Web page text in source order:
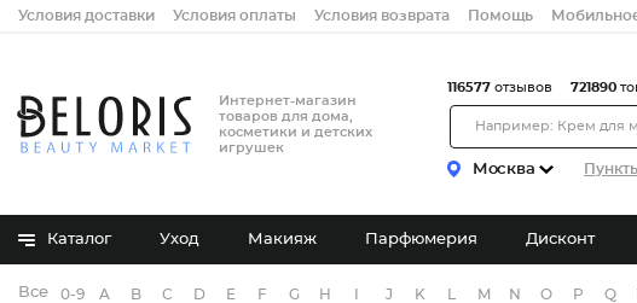
Условия доставки Условия оплаты Условия возврата Помощь
Интернет-магазин
товаров для дома,
косметики и детских
игрушек
Москва
116577 отзывов 721890
Каталог Уход Макияж Парфюмерия Дисконт
Все бренды
0-9 A B C D E F G H J K M N O P Q